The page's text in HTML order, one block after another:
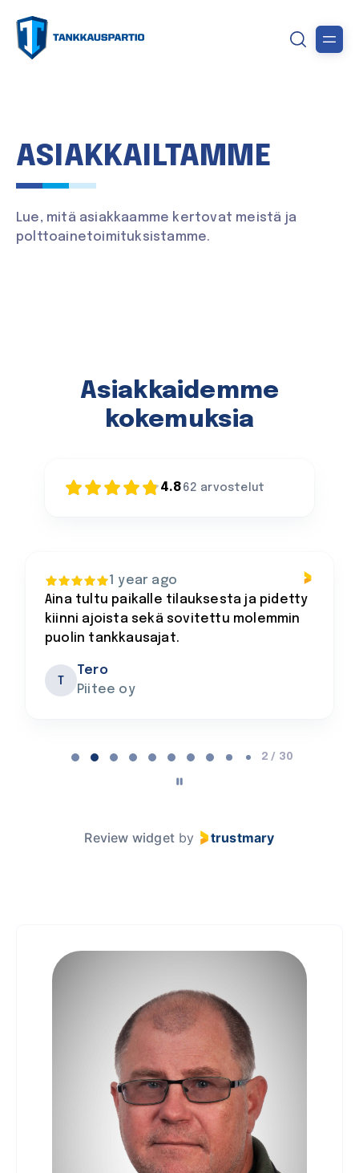
ASIAKKAILTAMME
Lue, mitä asiakkaamme kertovat meistä ja
polttoainetoimituksistamme.
Asiakkaidemme
kokemuksia
4.8 62 arvostelut
1 year ago
Aina tultu paikalle tilauksesta ja pidetty
kiinni ajoista sekä sovitettu molemmin
puolin tankkausajat.
Tero
Piitee oy
2 / 30
Review widgetby trustmary